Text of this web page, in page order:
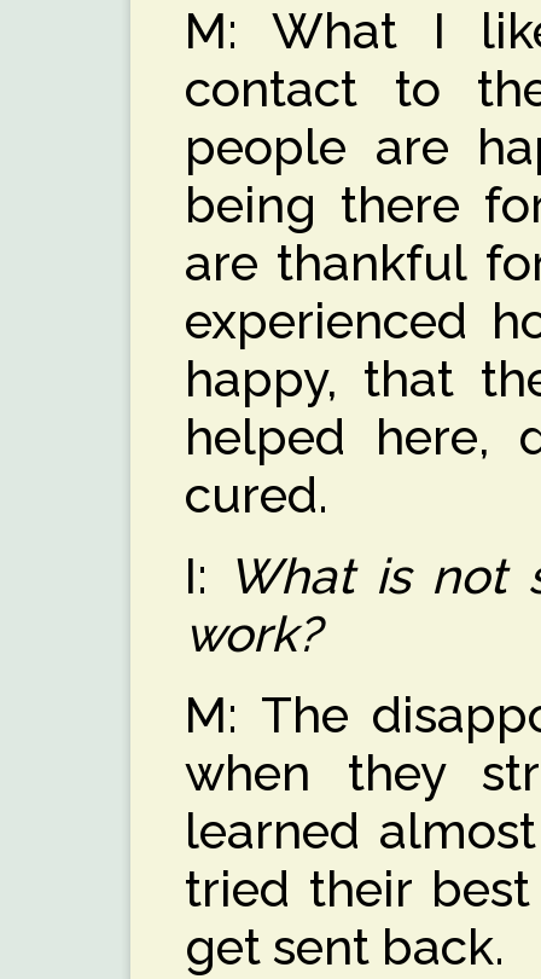
M: What I
contact to
people are
being there
are thankful
experienced
happy, that
helped here,
cured.
I: What is not
work?
M: The
when they
learned
tried their
get sent back.